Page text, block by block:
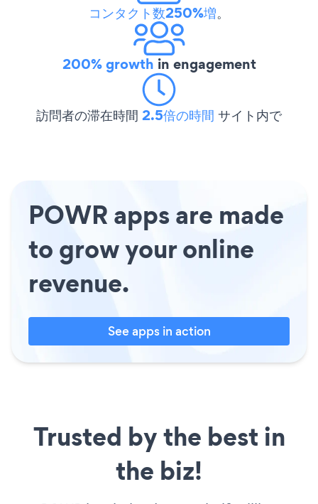
コンタクト数250%増。
200% growth in engagement
訪問者の滞在時間 2.5倍の時間 サイト内で
POWR apps are made
to grow your online
revenue.
See apps in action
Trusted by the best in
the biz!